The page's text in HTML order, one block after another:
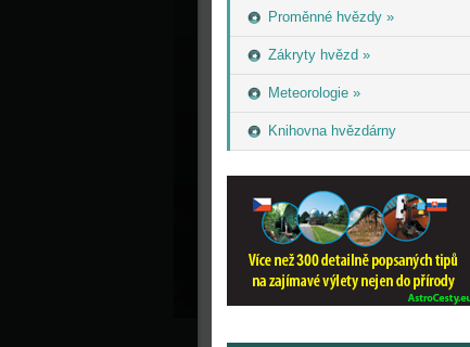
Proměnné hvězdy »
Zákryty hvězd »
Meteorologie »
Knihovna hvězdárny